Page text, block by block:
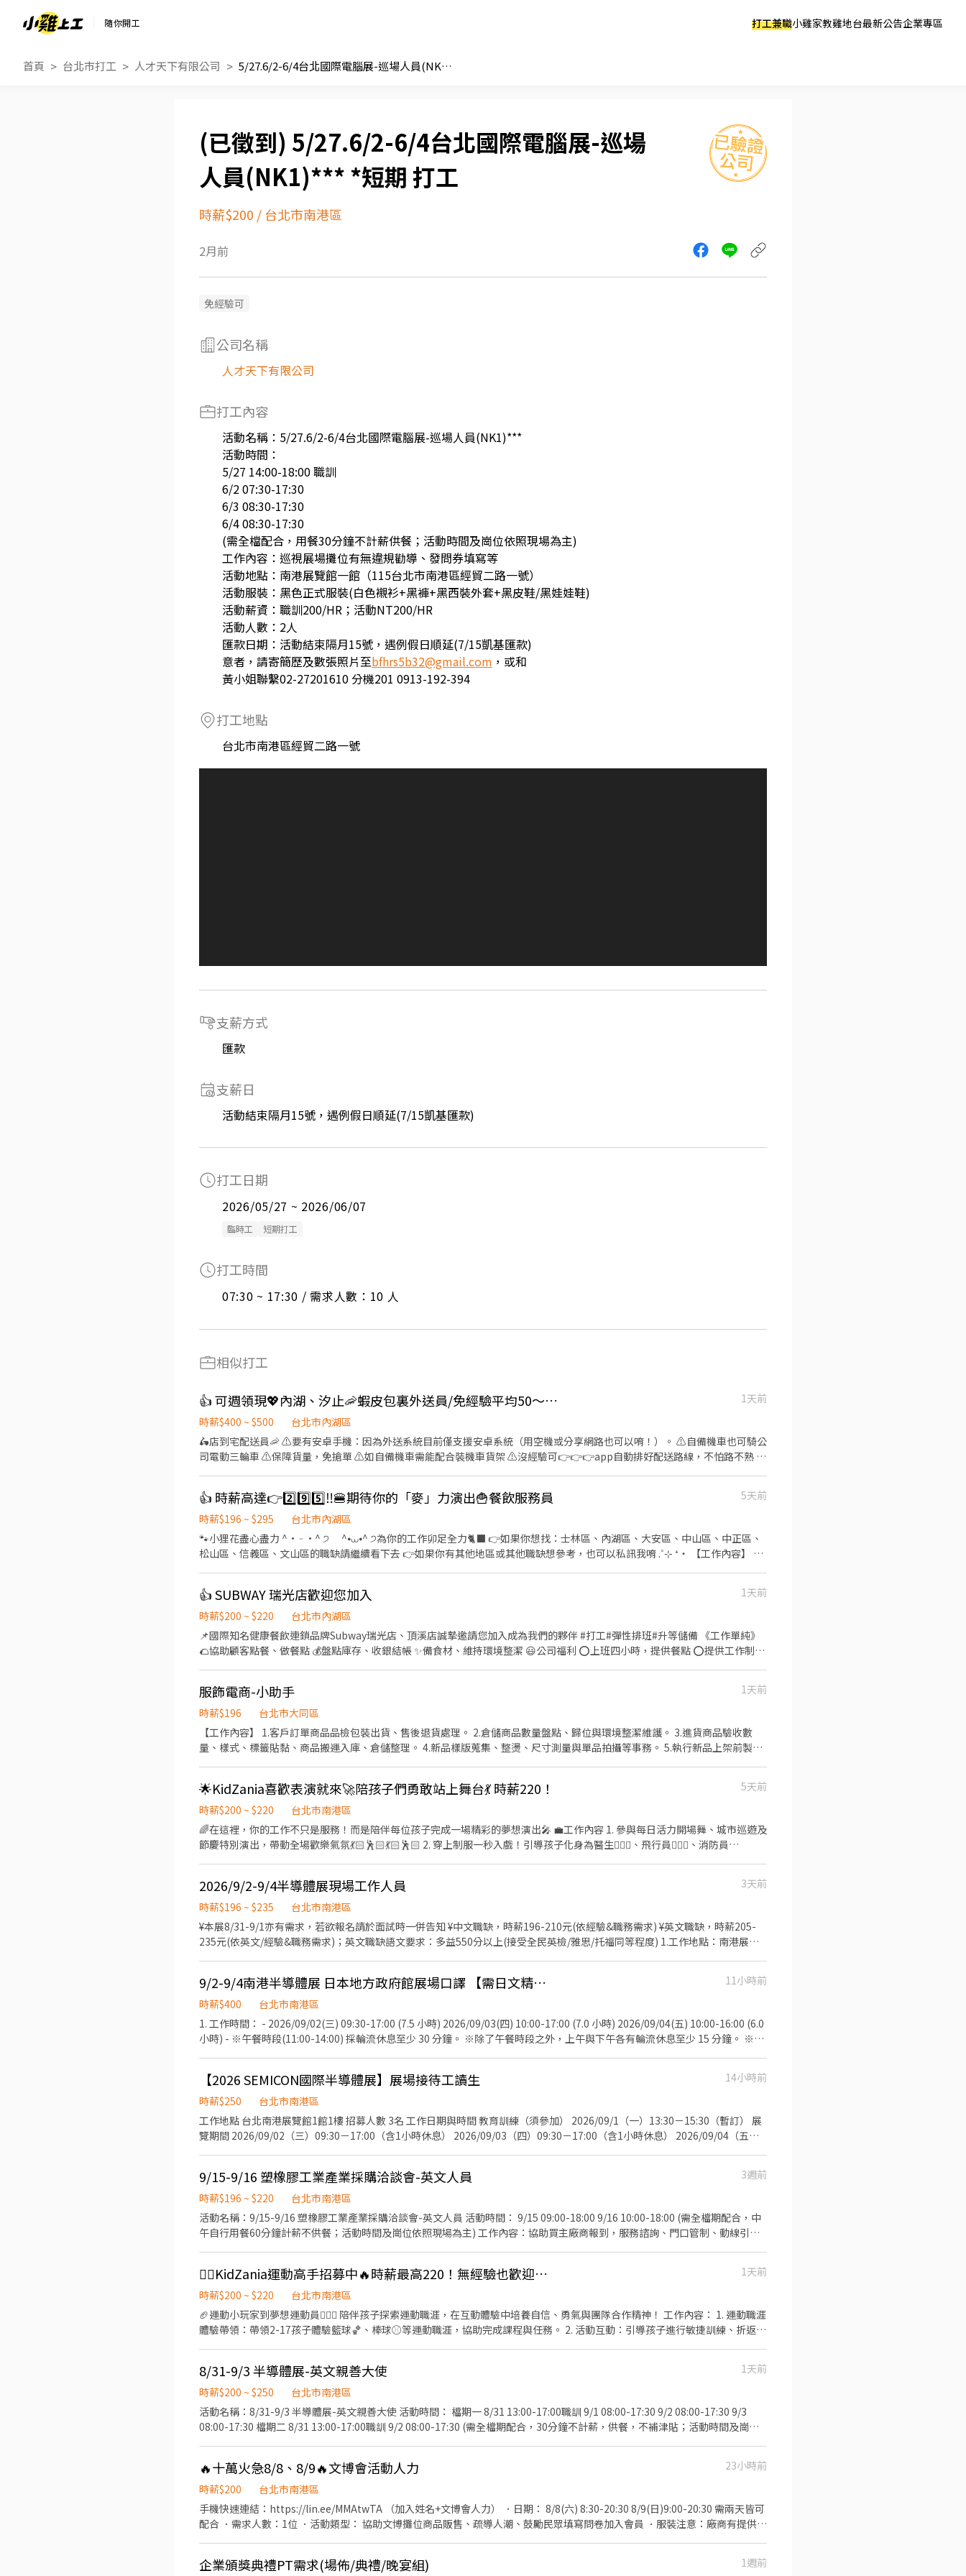
隨你開工 打工兼職小雞家教雞地台最新公告企業專區
首頁 台北市打工 人才天下有限公司 5/27.6/2-6/4台北國際電腦展-巡場人員(NK1)*** *短期 打工
5/27.6/2-6/4台北國際電腦展-巡場
人員(NK1)*** *短期 打工
時薪$200 / 台北市南港區
2月前
免經驗可
公司名稱
人才天下有限公司
打工內容
活動名稱：5/27.6/2-6/4台北國際電腦展-巡場人員(NK1)***
活動時間：
5/27 14:00-18:00 職訓
6/2 07:30-17:30
6/3 08:30-17:30
6/4 08:30-17:30
(需全檔配合，用餐30分鐘不計薪供餐；活動時間及崗位依照現場為主)
工作內容：巡視展場攤位有無違規勸導、發問券填寫等
活動地點：南港展覽館一館（115台北市南港區經貿二路一號）
活動服裝：黑色正式服裝(白色襯衫+黑褲+黑西裝外套+黑皮鞋/黑娃娃鞋)
活動薪資：職訓200/HR；活動NT200/HR
活動人數：2人
匯款日期：活動結束隔月15號，遇例假日順延(7/15凱基匯款)
意者，請寄簡歷及數張照片至bfhrs5b32@gmail.com ，或和
黃小姐聯繫02-27201610 分機201 0913-192-394
打工地點
台北市南港區經貿二路一號
支薪方式
匯款
支薪日
活動結束隔月15號，遇例假日順延(7/15凱基匯款)
打工日期
2026/05/27 ~ 2026/06/07
臨時工 短期打工
打工時間
07:30 ~ 17:30 / 需求人數：10 人
相似打工
👍 可週領現💖內湖、汐止🦐蝦皮包裏外送員/免經驗平均50～80K，公司車
1天前
時薪$400 ~ $500
台北市內湖區
🛵店到宅配送員🦐 ⚠️要有安卓手機：因為外送系統目前僅支援安卓系統（用空機或分享網路也可以唷！）。 ⚠️自備機車也可騎公
司電動三輪車 ⚠️保障貨量，免搶單 ⚠️如自備機車需能配合裝機車貨架 ⚠️沒經驗可👉👉👉app自動排好配送路線，不怕路不熟 ⚠️
（穩定出勤）：$60,000 ~ $80,000 元 / 月 🔥 拼命努力送（挑戰極限）：$80,000 ~ $180,000 元 + 額外加碼獎金！
━━━━━━━━━━━━━━━━ ✅ 領薪彈性：每月15號準時發薪（可匯款/領現），亦可配合【每週領薪】，週週有錢花！
━━━━━━━━━━━━━━━━━ 📍 【熱門開缺地點 ── 趕快卡位】 ━━━━━━━━━━━━━━━━━ 台北市、新北
市各行政區皆有缺額（文山、林口、板橋、永和、中和、新店、三重、新莊、樹林、土城、淡水、信義、大同、萬華、松山、中
山、內湖...等） 點擊立即應徵，私訊告知小編你想送哪一區，馬上幫你保留就近站點！ ━━━━━━━━━━━━━━━━━ 📩
【火速卡位應徵流程】 ➊ 點擊填寫廠商制式履歷（1分鐘完成，快速安排送審）： 👉https://reurl.cc/V292KN 🔒 【隱私防線】
個資僅供廠商審核，敏感欄位（身分證/詳細地址）錄取前皆可先不填！ ➋加入留言： 👉https://lin.ee/OBnhVN5 私訊留下 ⌜姓
👍 時薪高達👉2️⃣9️⃣5️⃣‼️🍔期待你的「麥」力演出🍟餐飲服務員
5天前
時薪$196 ~ $295
台北市內湖區
🐾小狸花盡心盡力 ^• ᵕ •^ ੭ ^⦁⩊⦁^ ੭為你的工作卯足全力🐈‍⬛ 👉如果你想找：士林區、內湖區、大安區、中山區、中正區、
松山區、信義區、文山區的職缺請繼續看下去 👉如果你有其他地區或其他職缺想參考，也可以私訊我唷 .˚⊹ ⁺‧ 【工作內容】 ‧⁺
店 .˚⊹ ⁺‧ 【薪資制度】 ‧⁺ ⊹˚. 💰 在上述時段內，時薪為 $ 225 ~ 240 🪙 若非以上時段，時薪為 $ 196 💰 過00:00 + $ 55 夜班津貼
.˚⊹ ⁺‧ 【 休假制度】 ‧⁺ ⊹˚. 📌 採排休制（無固定休） 🗓️ 周一至週日皆需排班 🚫 周六、周日可排休不可固定休 .˚⊹ ⁺‧ 【上班地
點】 ‧⁺ ⊹˚. 👉士林區 台北士林店📍台北市士林區中山北路五段602號 👉內湖區 台北西湖店📍台北市內湖區內湖路一段283號 台
北舊宗二店📍台北市內湖區舊宗路一段275號 👉大安區 羅斯福店📍台北市大安區羅斯福路二段45號 台北麟光店📍台北市大安區
和平東路三段406巷8號 台北復興二店📍台北市大安區復興南路二段273號 台北光復店📍台北市大安區光復南路286號 👉中山區
台北長春店📍台北市中山區長春路172號 台北南京五店📍台北市中山區南京東路三段210之1號 👉中正區 林森二店📍台北市中正
區林森南路1號 台北濟南店📍台北市中正區濟南路二段66號 台北館前店📍台北市中正區館前路8號 台北公園店📍台北市中正區公
📍台北市松山區民權東路三段128號 台北南京二店📍台北市松山區南京東路五段162號 台北南京六店📍台北市松山區南京東路四
段57號 👉信義區 忠孝四店📍台北市信義區忠孝東路五段522號 台北101店📍台北市信義區市府路45號 台北夢廣場店📍台北市信
義區松高路11號 👉文山區 台北興隆店📍台北市文山區興隆路三段54號 台北指南店📍台北市文山區指南路二段67號 台北木新店
📍台北市文山區木新路三段174號 台北動物園三店📍台北市文山區新光路二段30號 .˚⊹ ⁺‧ 【超級亮點】 ‧⁺ ⊹˚. 💼 勞保・勞退・
團保 ⛽ 汽機車油資補貼 🔧 汽機車修繕補貼 🤝 推薦好友獎金 $600/人 📆 國定假日上班享雙倍薪資💥 .˚⊹ ⁺‧ 【 想聯繫我】 ‧⁺ ⊹˚.
☝️ 點選【立即應徵】我會速度回覆你！ ✌️ 或加入 🅻🅸🅽🅴：https://lin.ee/8rsUSDv 🤟 留言「姓名＋電話＋截圖職缺」就能聯
繫上～ 若想參考其他職缺，可以到我的Threads，看更多更多的職缺喔♬ My Threads：tsaipei_ruby https://reurl.cc/7b2vad
別害羞❌別害怕❌找工作聯繫我⭕
👍 SUBWAY 瑞光店歡迎您加入
1天前
時薪$200 ~ $220
台北市內湖區
📌國際知名健康餐飲連鎖品牌Subway瑞光店、頂溪店誠摯邀請您加入成為我們的夥伴 #打工#彈性排班#升等儲備 《工作單純》
🌮協助顧客點餐、做餐點 💰盤點庫存、收銀結帳 ✨備食材、維持環境整潔 😃公司福利 ⭕️上班四小時，提供餐點 ⭕️提供工作制服
服飾電商-小助手
1天前
時薪$196
台北市大同區
【工作內容】 1.客戶訂單商品品檢包裝出貨、售後退貨處理。 2.倉儲商品數量盤點、歸位與環境整潔維護。 3.進貨商品驗收數
量、樣式、標籤貼黏、商品搬運入庫、倉儲整理。 4.新品樣版蒐集、整燙、尺寸測量與單品拍攝等事務。 5.執行新品上架前製作
理心、細心、組織力、團隊合作溝通能力 - 對於重複性的工作項目有精益求精的精神與行動 - 積極主動 / 高度責任感 / 配合度高 /
具抗壓性 - 專業的工作態度 ✔有相關經驗者佳 電商品牌官方網站 www.lovso.com.tw Instagram｜
www.instagram.com/lovso_ Facebook ｜ www.facebook.com/LOVSO 誠摯邀請你加入LOVSO團隊
🌟KidZania喜歡表演就來🚀陪孩子們勇敢站上舞台💃 時薪220！
5天前
時薪$200 ~ $220
台北市南港區
🌈在這裡，你的工作不只是服務！而是陪伴每位孩子完成一場精彩的夢想演出🎤 💼工作內容 1. 參與每日活力開場舞、城市巡遊及
節慶特別演出，帶動全場歡樂氣氛💃🏻🕺🏻💃🏻🕺🏻 2. 穿上制服一秒入戲！引導孩子化身為醫生🧑🏻‍⚕️、飛行員👩🏻‍✈️、消防員🧑🏻‍🚒
班，一天至少排4小時（彈性排班！詳細時段可以面談的時候再討論唷！很free的！） 🚀我們再找這樣的你！ 1. 戲劇、舞蹈、演
藝相關科系，或有 1 年以上展演／社團表演經驗者大大歡迎🔥 2. 擅長主持、帶氣氛，如果你有雜耍、魔術或特殊才藝更是大加
分！！ 3. 擁有一顆熱愛孩子的心，能用幽默感與創意帶著孩子們一起體驗中學習。
2026/9/2-9/4半導體展現場工作人員
3天前
時薪$196 ~ $235
台北市南港區
¥本展8/31-9/1亦有需求，若欲報名請於面試時一併告知 ¥中文職缺，時薪196-210元(依經驗&職務需求) ¥英文職缺，時薪205-
235元(依英文/經驗&職務需求)；英文職缺語文要求：多益550分以上(接受全民英檢/雅思/托福同等程度) 1.工作地點：南港展館
服、下身全黑褲、全黑包鞋，儀容面容整潔 7.其它說明：本展供餐、午休0.5小時不計薪、依法計加班費，2026/10/5發薪 8.保險
9/2-9/4南港半導體展 日本地方政府館展場口譯 【需日文精通】
11小時前
時薪$400
台北市南港區
1. 工作時間： - 2026/09/02(三) 09:30-17:00 (7.5 小時) 2026/09/03(四) 10:00-17:00 (7.0 小時) 2026/09/04(五) 10:00-16:00 (6.0
小時) - ※午餐時段(11:00-14:00) 採輪流休息至少 30 分鐘。 ※除了午餐時段之外，上午與下午各有輪流休息至少 15 分鐘。 ※公
含「展前自主研讀參展單位資料」之準備補貼。 ※須完成以下【全套專案任務】方可全額領取： 1. 展前完成參展單位資料之自主
研讀與預習 2. 全程參與3天展期勤務（無遲到早退欠勤） 3. 會期結束後1週內提交A4約1-2頁之「展覽觀察報告」（提供簡易格
式） - ★【最高總計可領：10,000 元】 - 4. 工作內容： - 展場口譯與攤位協助 (日文 ⇔ 中文) ・展場攤位留守、接待、諮詢、基
本產品介紹 ・名片交換、發放 DM、簡單了解顧客背景與需求 ・陪同日本參展者或貴賓參觀展場並與其他參展者交流 ・協助攤位
進場作業、核對物品清單、物品搬運、歸位與擺設 ・活動期間庶務工作：展場簡易清潔、整理與維護 ・其他主管交辦事項 - 5. 注
意事項： - ・須具備良好日語溝通能力 (日文檢定 N1 或同等日語水準) ・須具備良好華語溝通能力 (華語文能力測驗流利精通級或
同等華語水準) ・須 09/02-09/04 全程皆可配合者。 ・工作須長時間站立，請評估自身體力狀況。 ・會英文者尤佳，歡迎於自我
推薦時說明！ ・如有長髮者，煩請自備髮飾綁好，以利活動進行。 - ・著裝要求 (商務休閒風 Smart Casual)： 【上半身】請穿
著素雅乾淨之有領上衣 (襯衫或 Polo 衫皆可)、罩衫或針織衫。請避免無袖、過於暴露或過於休閒的 T 恤。 【下半身】請穿著休
閒長褲、西裝褲或及膝裙 (考量展場活動與物品搬運方便，強烈建議以長褲為主)。請避免短褲、破洞牛仔褲。 【鞋款規定】因需
長時間站立與走動，請穿著舒適的包鞋或一般運動鞋。嚴禁穿著任何露出腳趾的鞋款 (即使是具設計感的時尚涼鞋、拖鞋、穆勒
鞋等也一律禁止)。 - ・稅務與保險說明： 本公司依法開立扣繳憑單 (若無特殊需求將不另行發放紙本，每年 5 月申報個人所得稅
時，稅務相關系統皆會有相關所得紀錄)。 公司會為員工投保勞保與提繳勞工退休金 (相關費用由公司負擔)；因屬短期勤務，無
須轉移健保投保單位。 - 6. 支薪方式/支薪日： - ・匯款：展期結束後 4 週內匯款 - 7. 應徵： - -意者直接於本平台完成應徵
【2026 SEMICON國際半導體展】展場接待工讀生
14小時前
時薪$250
台北市南港區
工作地點 台北南港展覽館1館1樓 招募人數 3名 工作日期與時間 教育訓練（須參加） 2026/09/1（一）13:30－15:30（暫訂） 展
覽期間 2026/09/02（三）09:30－17:00（含1小時休息） 2026/09/03（四）09:30－17:00（含1小時休息） 2026/09/04（五）
具親和力，喜歡與人互動 積極主動、活潑大方、責任感佳 配合度高、守時、細心 英文溝通能力佳（建議多益 TOEIC 650 分以上
或具同等英文溝通能力） 熟悉 Excel 基本操作尤佳 有展覽、活動或服務業經驗者加分 服裝規定(展覽期間) 白色襯衫 黑色西裝褲
或黑色及膝裙 黑色包鞋或皮鞋 錄取方式 初步履歷審核後，將安排線上第二階段面試。 歡迎喜歡與人互動、具服務熱忱及英文溝
通能力的你加入我們，一起完成國際半導體展的重要接待任務！
9/15-9/16 塑橡膠工業產業採購洽談會-英文人員
3週前
時薪$196 ~ $220
台北市南港區
活動名稱：9/15-9/16 塑橡膠工業產業採購洽談會-英文人員 活動時間： 9/15 09:00-18:00 9/16 10:00-18:00 (需全檔期配合，中
午自行用餐60分鐘計薪不供餐；活動時間及崗位依照現場為主) 工作內容：協助買主廠商報到，服務諮詢、門口管制、動線引
196/HR；活動NT220/HR 活動人數：28人 匯款日期：活動結束隔月15號，遇例假日順延(10/15 由凱基銀行匯款) 須具備良好英
文溝通能力，檢附相關英文檢定為佳! 意者，請寄簡歷及數張照片至bfhrs5b32@gmail.com，或和 温小姐聯繫02-27201610 分
機213
⛹🏻KidZania運動高手招募中🔥時薪最高220！無經驗也歡迎🙌🏻
1天前
時薪$200 ~ $220
台北市南港區
🏈運動小玩家到夢想運動員⛹🏻‍♂️ 陪伴孩子探索運動職涯，在互動體驗中培養自信、勇氣與團隊合作精神！ 工作內容： 1. 運動職涯
體驗帶領：帶領2-17孩子體驗籃球🏀、棒球⚾️等運動職涯，協助完成課程與任務。 2. 活動互動：引導孩子進行敏捷訓練、折返
月至少排班 50 小時，一週至少排3天，一天至少 4 小時。（彈性排班！詳細時段可於面談時討論唷！） 🔍我們在找這樣的你 ✔️
歡迎體育、運動、休閒、教育相關科系，或熱愛運動的夥伴加入！無經驗也歡迎唷！ ✔️ 喜歡小朋友，充滿活力與親和力 🤸🏻‍♂️ ✔️
對運動有熱忱，願意學習並分享運動知識 ✔️ 樂於團隊合作，具良好溝通能力與臨場應變能力 ✨
8/31-9/3 半導體展-英文親善大使
1天前
時薪$200 ~ $250
台北市南港區
活動名稱：8/31-9/3 半導體展-英文親善大使 活動時間： 檔期一 8/31 13:00-17:00職訓 9/1 08:00-17:30 9/2 08:00-17:30 9/3
08:00-17:30 檔期二 8/31 13:00-17:00職訓 9/2 08:00-17:30 (需全檔期配合，30分鐘不計薪，供餐，不補津貼；活動時間及崗位
日期：活動結束隔月15號，遇例假日順延(10/15由凱基銀行匯款) 須具備良好英文溝通能力，檢附相關英文檢定為佳! 意者，請寄
簡歷及數張照片至bfhrs5b32@gmail.com，或和 黃小姐聯繫02-27201610 分機201 0913-192-394
🔥十萬火急8/8、8/9🔥文博會活動人力
23小時前
時薪$200
台北市南港區
手機快速連結：https://lin.ee/MMAtwTA （加入姓名+文博會人力） ．日期： 8/8(六) 8:30-20:30 8/9(日)9:00-20:30 需兩天皆可
配合 ．需求人數：1位 ．活動類型： 協助文博攤位商品販售、疏導人潮、鼓勵民眾填寫問卷加入會員 ．服裝注意：廠商有提供上
企業頒獎典禮PT需求(場佈/典禮/晚宴組) 1週前